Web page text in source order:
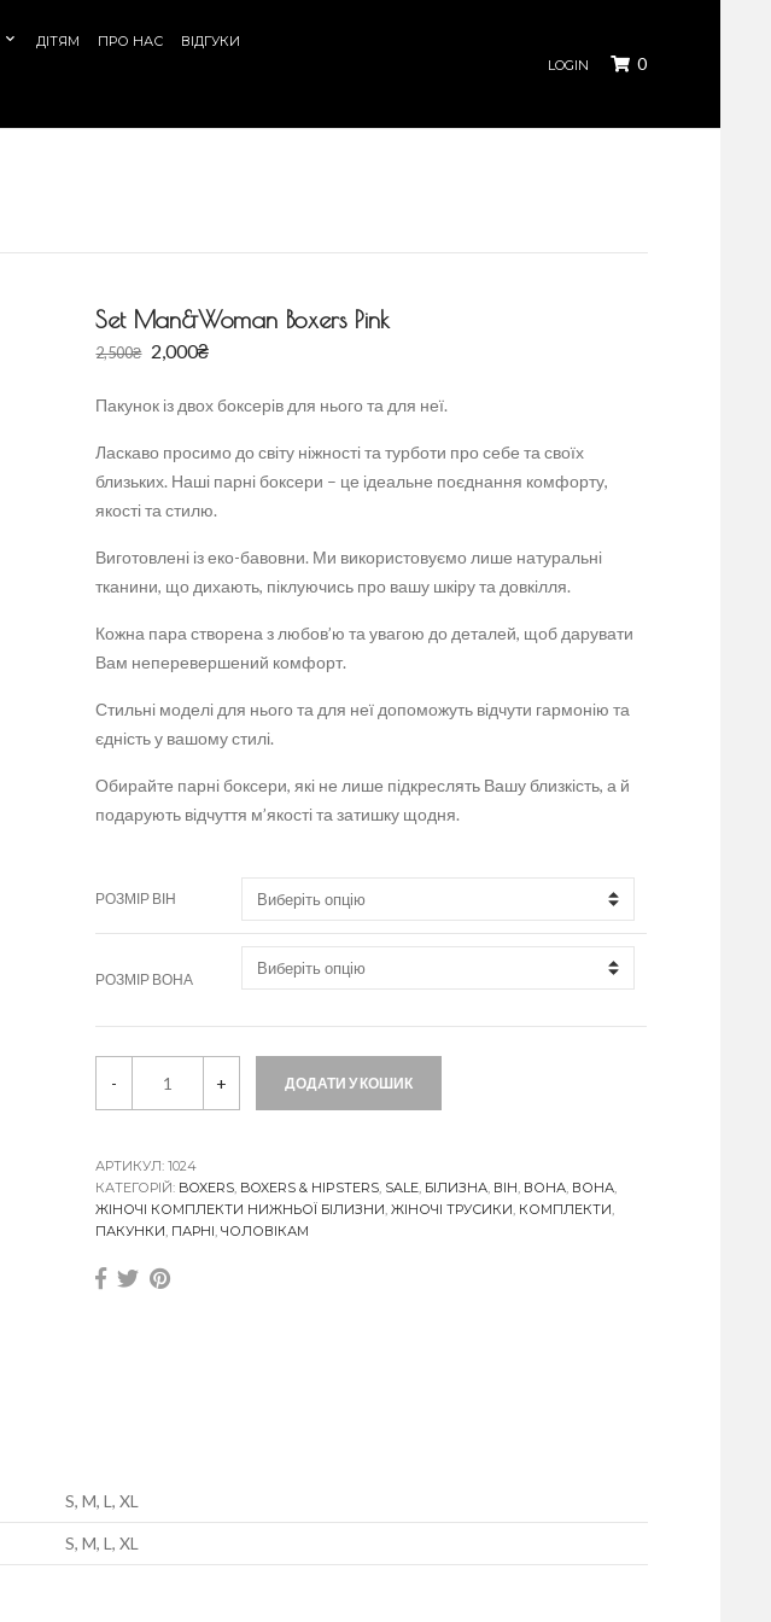
ДІТЯМ ПРО НАС ВІДГУКИ
LOGIN 0
Set Man&Woman Boxers Pink
2,500₴ 2,000₴
Пакунок із двох боксерів для нього та для неї.
Ласкаво просимо до світу ніжності та турботи про себе та своїх
близьких. Наші парні боксери – це ідеальне поєднання комфорту,
якості та стилю.
Виготовлені із еко-бавовни. Ми використовуємо лише натуральні
тканини, що дихають, піклуючись про вашу шкіру та довкілля.
Кожна пара створена з любов’ю та увагою до деталей, щоб дарувати
Вам неперевершений комфорт.
Стильні моделі для нього та для неї допоможуть відчути гармонію та
єдність у вашому стилі.
Обирайте парні боксери, які не лише підкреслять Вашу близкість, а й
подарують відчуття м’якості та затишку щодня.
РОЗМІР ВІН
РОЗМІР ВОНА
t
n
&
W
o
a
n
k
q
u
a
- + ДОДАТИ У КОШИК
АРТИКУЛ:1024
КАТЕГОРІЙ: BOXERS BOXERS & HIPSTERS SALE БІЛИЗНА ВІН ВОНА ВОНА
ЖІНОЧІ КОМПЛЕКТИ НИЖНЬОЇ БІЛИЗНИ ,ЖІНОЧІ ТРУСИКИ КОМПЛЕКТИ
ПАКУНКИ ПАРНІ ,ЧОЛОВІКАМ
S, M, L, XL
S, M, L, XL